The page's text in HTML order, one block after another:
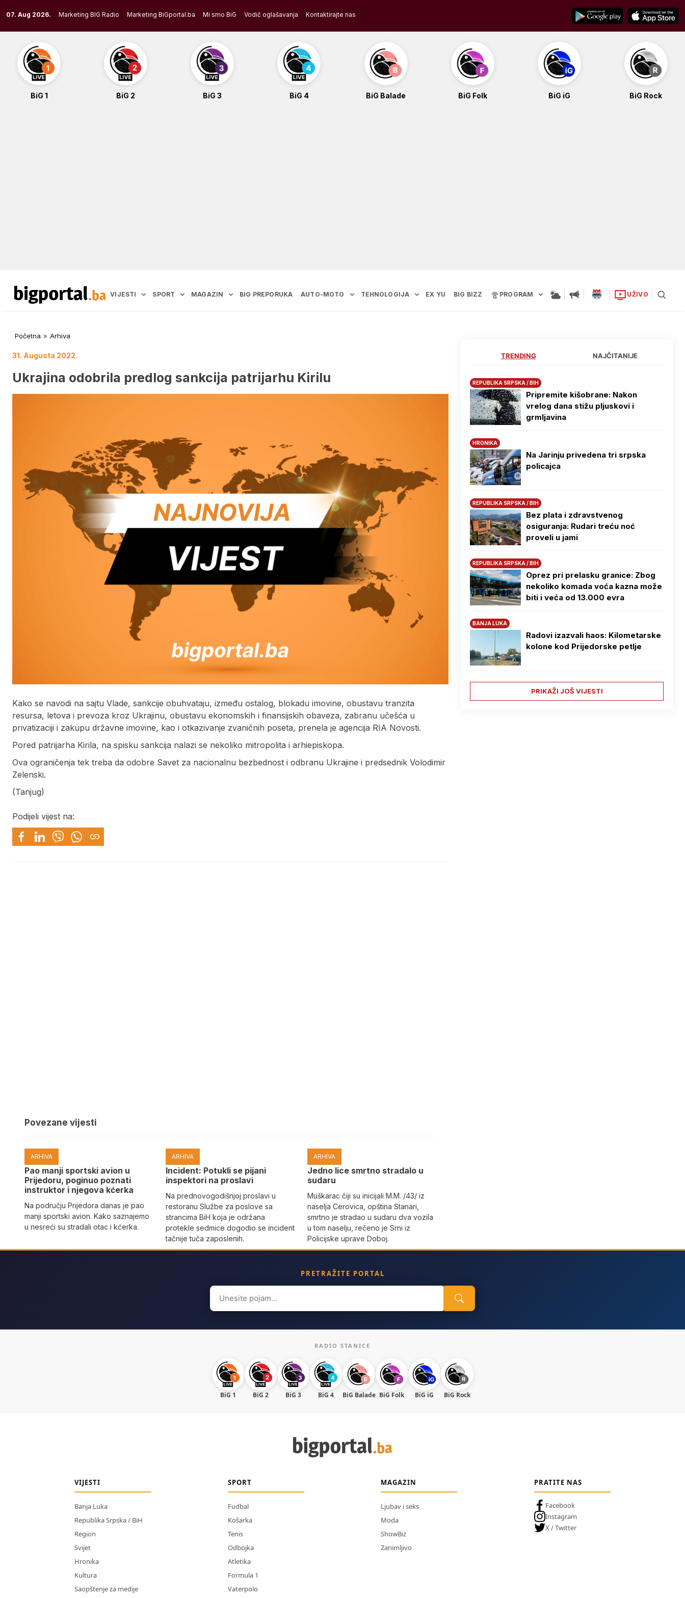
to
content
07. Aug 2026. Marketing BIG Radio Marketing BiGportal.ba Mi smo BiG Vodič oglašavanja Kontaktirajte nas
BiG 1 BiG 2 BiG 3 BiG 4 BiG Balade BiG Folk BiG iG BiG Rock
VIJESTI SPORT MAGAZIN BIG PREPORUKA AUTO-MOTO TEHNOLOGIJA EX YU BIG BIZZ PROGRAM UŽIVO
Početna » Arhiva
31. Augusta 2022.
Ukrajina odobrila predlog sankcija patrijarhu Kirilu
Kako se navodi na sajtu Vlade, sankcije obuhvataju, između ostalog, blokadu imovine, obustavu tranzita
resursa, letova i prevoza kroz Ukrajinu, obustavu ekonomskih i finansijskih obaveza, zabranu učešća u
privatizaciji i zakupu državne imovine, kao i otkazivanje zvaničnih poseta, prenela je agencija RIA Novosti.
Pored patrijarha Kirila, na spisku sankcija nalazi se nekoliko mitropolita i arhiepiskopa.
Ova ograničenja tek treba da odobre Savet za nacionalnu bezbednost i odbranu Ukrajine i predsednik Volodimir
Zelenski.
(Tanjug)
Podijeli vijest na:
Povezane vijesti
ARHIVA
Pao manji sportski avion u
Prijedoru, poginuo poznati
instruktor i njegova kćerka
Na području Prijedora danas je pao
manji sportski avion. Kako saznajemo
u nesreći su stradali otac i kćerka.
ARHIVA
Incident: Potukli se pijani
inspektori na proslavi
Na prednovogodišnjoj proslavi u
restoranu Službe za poslove sa
strancima BiH koja je održana
protekle sedmice dogodio se incident
tačnije tuča zaposlenih.
ARHIVA
Јedno lice smrtno stradalo u
sudaru
Muškarac čiji su inicijali M.M. /43/ iz
naselja Cerovica, opština Stanari,
smrtno je stradao u sudaru dva vozila
u tom naselju, rečeno je Srni iz
Policijske uprave Doboj.
TRENDING NAJČITANIJE
REPUBLIKA SRPSKA / BIH
Pripremite kišobrane: Nakon
vrelog dana stižu pljuskovi i
grmljavina
HRONIKA
Na Јarinju privedena tri srpska
policajca
REPUBLIKA SRPSKA / BIH
Bez plata i zdravstvenog
osiguranja: Rudari treću noć
proveli u jami
REPUBLIKA SRPSKA / BIH
Oprez pri prelasku granice: Zbog
nekoliko komada voća kazna može
biti i veća od 13.000 evra
BANJA LUKA
Radovi izazvali haos: Kilometarske
kolone kod Prijedorske petlje
PRIKAŽI JOŠ VIJESTI
PRETRAŽITE PORTAL
Search
for:
RADIO STANICE
BiG 1 BiG 2 BiG 3 BiG 4 BiG Balade BiG Folk BiG iG BiG Rock
VIJESTI
Banja Luka
Republika Srpska / BiH
Region
Svijet
Hronika
Kultura
Saopštenje za medije
SPORT
Fudbal
Košarka
Tenis
Odbojka
Atletika
Formula 1
Vaterpolo
MAGAZIN
Ljubav i seks
Moda
ShowBiz
Zanimljivo
PRATITE NAS
Facebook
Instagram
X / Twitter